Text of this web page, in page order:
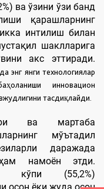
ва ўзини ўзи банд
қарашларнинг
интилиш билан
шаклларига
акс эттиради.
энг янги технологиялар
инновацион
тасдиқлайди.
ва мартаба
мўътадил
даражада
намоён этди.
кўпи (55,2%)
осон ёки жуда осон